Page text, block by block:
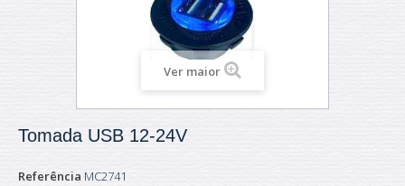
Ver maior
Tomada USB 12-24V
Referência MC2741